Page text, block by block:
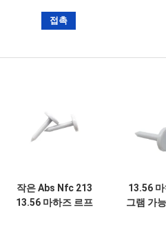
작은 Abs Nfc 213
13.56 마하즈 르프
13.56
그램 가